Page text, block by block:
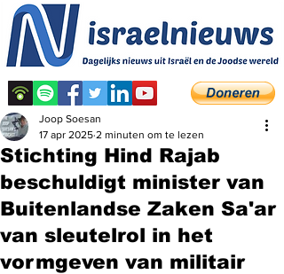
Stichting Hind Rajab
beschuldigt minister van
Buitenlandse Zaken Sa'ar
van sleutelrol in het
vormgeven van militair
Joop Soesan
17 apr 2025 2 minuten om te lezen